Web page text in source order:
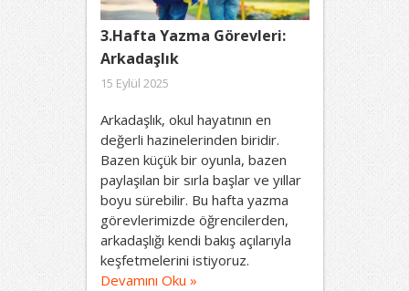
3.Hafta Yazma Görevleri:
Arkadaşlık
15 Eylül 2025
Arkadaşlık, okul hayatının en
değerli hazinelerinden biridir.
Bazen küçük bir oyunla, bazen
paylaşılan bir sırla başlar ve yıllar
boyu sürebilir. Bu hafta yazma
görevlerimizde öğrencilerden,
arkadaşlığı kendi bakış açılarıyla
keşfetmelerini istiyoruz.
Devamını Oku »